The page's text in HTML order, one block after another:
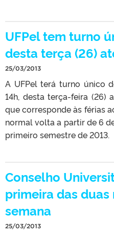
UFPel tem turno
desta terça (26)
25/03/2013
A UFPel terá turno único
14h, desta terça-feira (26)
que corresponde às férias
normal volta a partir de 6
primeiro semestre de 2013.
Conselho
primeira das duas
semana
25/03/2013